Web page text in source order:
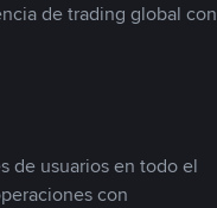
de trading global con
de usuarios en todo el
con